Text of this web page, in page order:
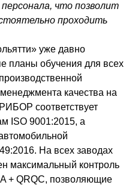
что позволит
проходить
уже давно
планы обучения для всех
качества на
соответствует
ISO 9001:2015, а
На всех заводах
контроль
+ QRQC, позволяющие